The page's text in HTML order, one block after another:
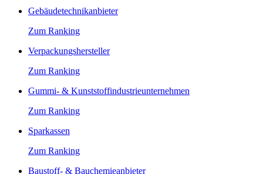
Gebäudetechnikanbieter
Zum Ranking
Verpackungshersteller
Zum Ranking
Gummi- & Kunststoffindustrieunternehmen
Zum Ranking
Sparkassen
Zum Ranking
Baustoff- & Bauchemieanbieter